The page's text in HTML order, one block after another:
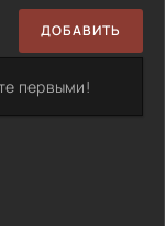
ДОБАВИТЬ
первыми!